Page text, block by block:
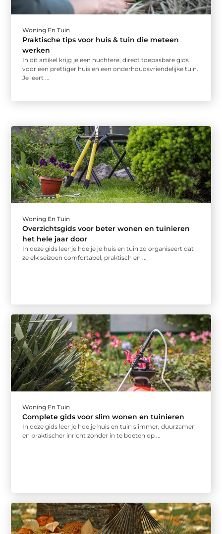
Woning En Tuin
Praktische tips voor huis & tuin die meteen
werken
In dit artikel krijg je een nuchtere, direct toepasbare gids
voor een prettiger huis en een onderhoudsvriendelijke tuin.
Je leert ...
Woning En Tuin
Overzichtsgids voor beter wonen en tuinieren
het hele jaar door
In deze gids leer je hoe je je huis en tuin zo organiseert dat
ze elk seizoen comfortabel, praktisch en ...
Woning En Tuin
Complete gids voor slim wonen en tuinieren
In deze gids leer je hoe je huis en tuin slimmer, duurzamer
en praktischer inricht zonder in te boeten op ...